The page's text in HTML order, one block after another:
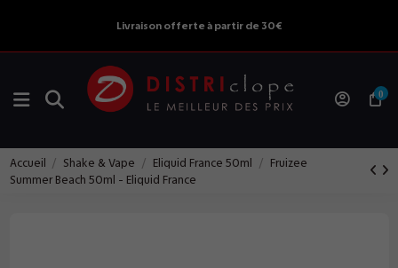
Livraison offerte à partir de 30€
0
Accueil Shake & Vape Eliquid France 50ml
Fruizee
Summer Beach 50ml - Eliquid France